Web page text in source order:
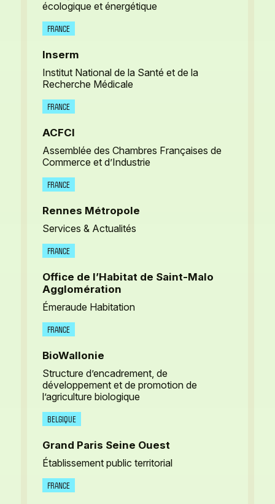
écologique et énergétique
FRANCE
Inserm
Institut National de la Santé et de la
Recherche Médicale
FRANCE
ACFCI
Assemblée des Chambres Françaises de
Commerce et d’Industrie
FRANCE
Rennes Métropole
Services & Actualités
FRANCE
Office de l’Habitat de Saint-Malo
Agglomération
Émeraude Habitation
FRANCE
BioWallonie
Structure d’encadrement, de
développement et de promotion de
l’agriculture biologique
BELGIQUE
Grand Paris Seine Ouest
Établissement public territorial
FRANCE